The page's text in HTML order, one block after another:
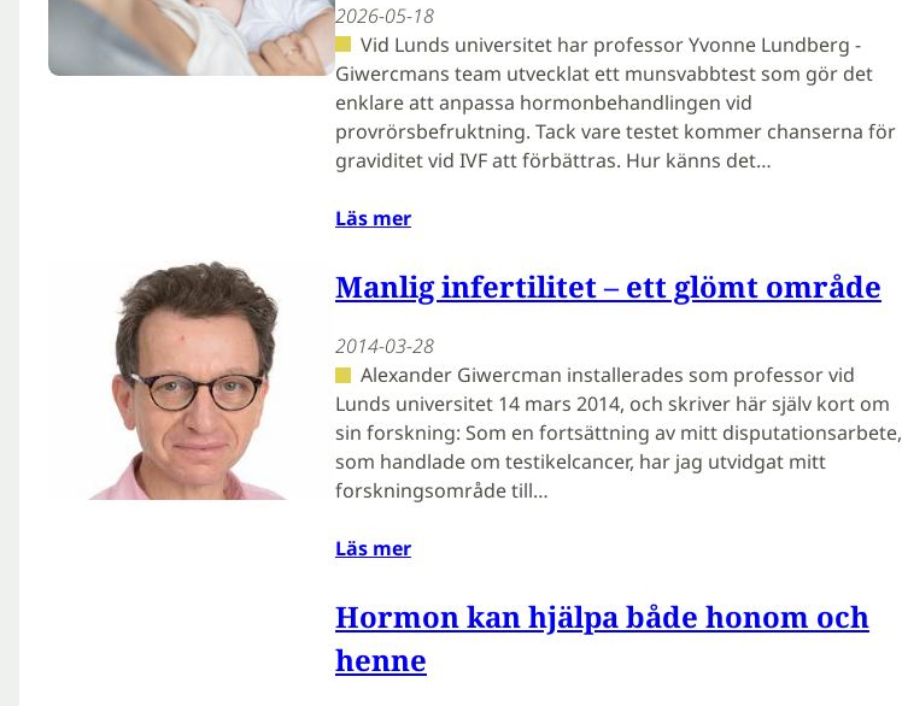
2026-05-18
Vid Lunds universitet har ­professor Yvonne Lundberg ­
Giwercmans team utvecklat ett munsvabbtest som gör det
enklare att anpassa hormon­behandlingen vid
provrörsbefruktning. Tack vare testet kommer chanserna för
graviditet vid IVF att förbättras. Hur känns det…
Läs mer
Manlig infertilitet – ett glömt område
2014-03-28
Alexander Giwercman installerades som professor vid
Lunds universitet 14 mars 2014, och skriver här själv kort om
sin forskning: Som en fortsättning av mitt disputationsarbete,
som handlade om testikelcancer, har jag utvidgat mitt
forskningsområde till…
Läs mer
Hormon kan hjälpa både honom och
henne